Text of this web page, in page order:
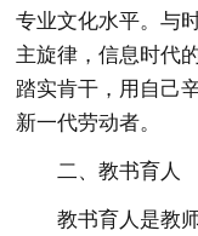
专业文化水平。与
主旋律，信息时代
踏实肯干，用自己
新一代劳动者。
二、教书育人
教书育人是教